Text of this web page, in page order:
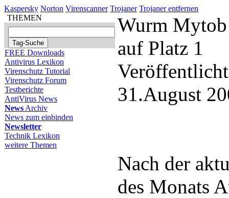
Kaspersky Norton Virenscanner Trojaner Trojaner entfernen
THEMEN
FREE Downloads
Antivirus Lexikon
Virenschutz Tutorial
Virenschutz Forum
Testberichte
AntiVirus News
News Archiv
News zum einbinden
Newsletter
Technik Lexikon
weitere Themen
Wurm
auf Platz 1
31.August
Nach der
des Monats